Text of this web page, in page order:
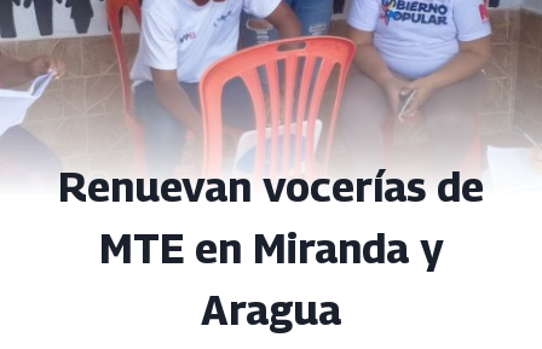
Renuevan vocerías de
MTE en Miranda y
Aragua